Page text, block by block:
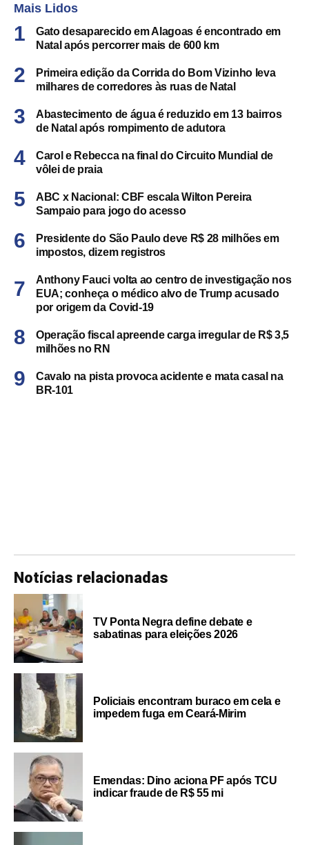
Mais Lidos
Gato desaparecido em Alagoas é encontrado em
Natal após percorrer mais de 600 km
Primeira edição da Corrida do Bom Vizinho leva
milhares de corredores às ruas de Natal
Abastecimento de água é reduzido em 13 bairros
de Natal após rompimento de adutora
Carol e Rebecca na final do Circuito Mundial de
vôlei de praia
ABC x Nacional: CBF escala Wilton Pereira
Sampaio para jogo do acesso
Presidente do São Paulo deve R$ 28 milhões em
impostos, dizem registros
Anthony Fauci volta ao centro de investigação nos
EUA; conheça o médico alvo de Trump acusado
por origem da Covid-19
Operação fiscal apreende carga irregular de R$ 3,5
milhões no RN
Cavalo na pista provoca acidente e mata casal na
BR-101
Notícias relacionadas
TV Ponta Negra define debate e
sabatinas para eleições 2026
Policiais encontram buraco em cela e
impedem fuga em Ceará-Mirim
Emendas: Dino aciona PF após TCU
indicar fraude de R$ 55 mi